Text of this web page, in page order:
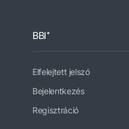
BBI⁺
Elfelejtett jelszó
Bejelentkezés
Regisztráció